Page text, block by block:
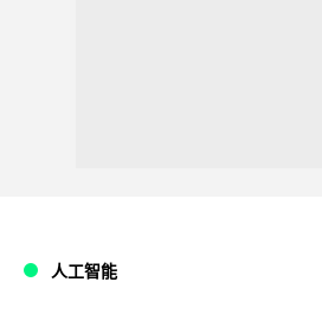
人工智能